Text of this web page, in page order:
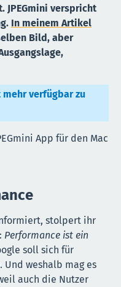
JPEGmini verspricht
In meinem Artikel
Bild, aber
verfügbar zu
App für den Mac
stolpert ihr
Performance ist ein
soll sich für
weshalb mag es
auch die Nutzer